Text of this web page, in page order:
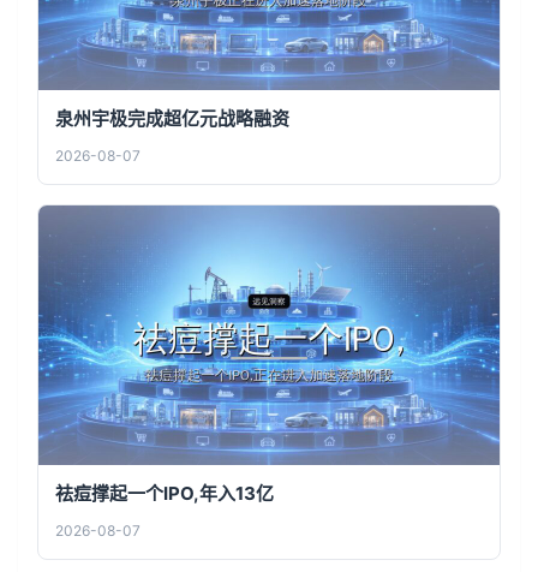
泉州宇极完成超亿元战略融资
2026-08-07
祛痘撑起一个IPO,年入13亿
2026-08-07